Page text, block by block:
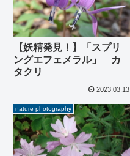
【妖精発見！】「スプリ
ングエフェメラル」 カ
タクリ
2023.03.13
nature photography